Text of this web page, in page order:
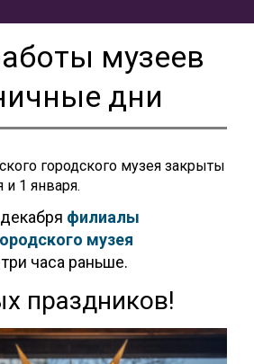
музеев
дни
городского музея закрыты
и 1 января.
филиалы
музея
часа раньше.
праздников!